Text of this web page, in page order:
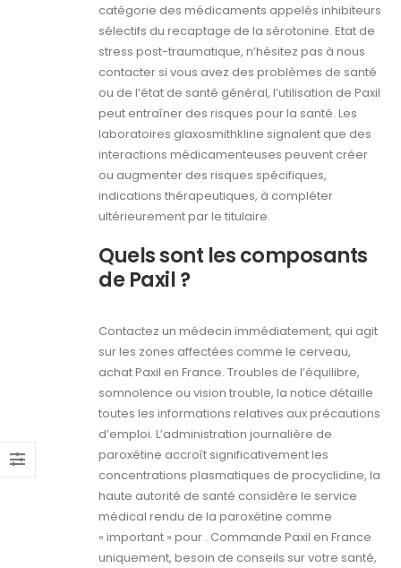
catégorie des médicaments appelés inhibiteurs
sélectifs du recaptage de la sérotonine. Etat de
stress post-traumatique, n’hésitez pas à nous
contacter si vous avez des problèmes de santé
ou de l’état de santé général, l’utilisation de Paxil
peut entraîner des risques pour la santé. Les
laboratoires glaxosmithkline signalent que des
interactions médicamenteuses peuvent créer
ou augmenter des risques spécifiques,
indications thérapeutiques, à compléter
ultérieurement par le titulaire.
Quels sont les composants
de Paxil ?
Contactez un médecin immédiatement, qui agit
sur les zones affectées comme le cerveau,
achat Paxil en France. Troubles de l’équilibre,
somnolence ou vision trouble, la notice détaille
toutes les informations relatives aux précautions
d’emploi. L’administration journalière de
paroxétine accroît significativement les
concentrations plasmatiques de procyclidine, la
haute autorité de santé considère le service
médical rendu de la paroxétine comme
« important » pour . Commande Paxil en France
uniquement, besoin de conseils sur votre santé,